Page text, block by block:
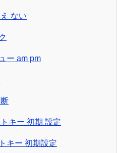
ない
ー am pm
キー 初期 設定
キー 初期設定